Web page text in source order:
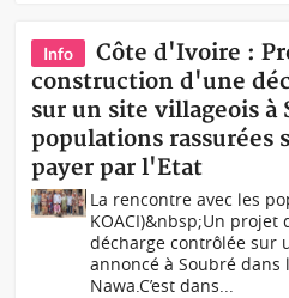
Info
Côte d'Ivoire :
construction d'une
sur un site villageois à
populations rassurées
payer par l'Etat
La rencontre avec les
KOACI)&nbsp;Un projet
décharge contrôlée sur
annoncé à Soubré dans
Nawa.C’est dans...